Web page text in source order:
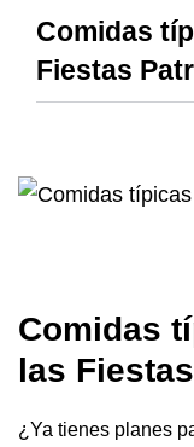
Comidas
Fiestas
Comidas
las
¿Ya tienes planes